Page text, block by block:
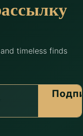
timeless finds